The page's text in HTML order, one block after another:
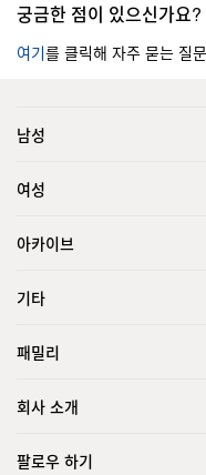
궁금한 점이 있으신가요?
여기를 클릭해 자주 묻는 질
남성
여성
아카이브
기타
패밀리
회사 소개
팔로우 하기